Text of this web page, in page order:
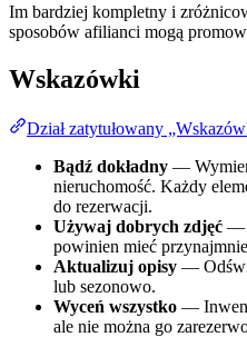
Im bardziej kompletny i
sposobów afilianci mogą
Wskazówki
Dział zatytułowany
Bądź dokładny —
nieruchomość. Każdy
do rezerwacji.
Używaj dobrych zdjęć —
powinien mieć
Aktualizuj opisy —
lub sezonowo.
Wyceń wszystko —
ale nie można go